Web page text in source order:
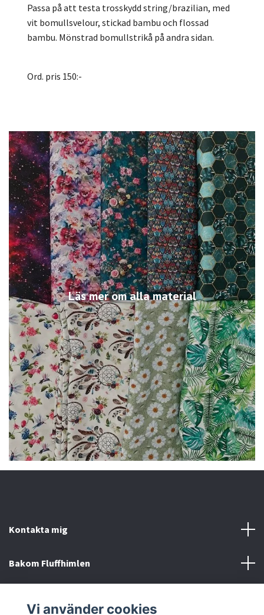
Läs mer om alla material
Passa på att testa trosskydd string/brazilian, med
vit bomullsvelour, stickad bambu och flossad
bambu. Mönstrad bomullstrikå på andra sidan.
Ord. pris 150:-
Kontakta mig
Bakom Fluffhimlen
Vi använder cookies